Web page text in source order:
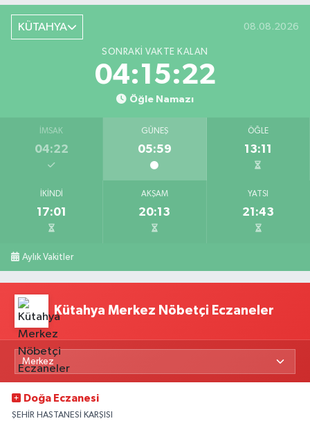
KÜTAHYA 08.08.2026
SONRAKI VAKTE KALAN
04:15:21
Öğle Namazı
İMSAK
04:22
GÜNEŞ
05:59
ÖĞLE
13:11
İKINDI
17:01
AKŞAM
20:13
YATSI
21:43
Aylık Vakitler
Kütahya Merkez Nöbetçi Eczaneler
Doğa Eczanesi
ŞEHİR HASTANESİ KARŞISI